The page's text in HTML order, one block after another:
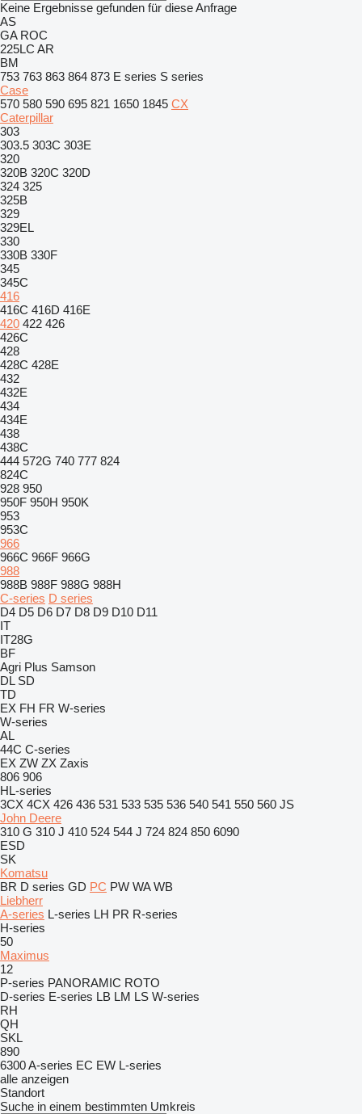
Keine Ergebnisse gefunden für diese Anfrage
AS
GA ROC
225LC AR
BM
753 763 863 864 873 E series S series
Case
570 580 590 695 821 1650 1845 CX
Caterpillar
303
303.5 303C 303E
320
320B 320C 320D
324 325
325B
329
329EL
330
330B 330F
345
345C
416
416C 416D 416E
420 422 426
426C
428
428C 428E
432
432E
434
434E
438
438C
444 572G 740 777 824
824C
928 950
950F 950H 950K
953
953C
966
966C 966F 966G
988
988B 988F 988G 988H
C-series D series
D4 D5 D6 D7 D8 D9 D10 D11
IT
IT28G
BF
Agri Plus Samson
DL SD
TD
EX FH FR W-series
W-series
AL
44C C-series
EX ZW ZX Zaxis
806 906
HL-series
3CX 4CX 426 436 531 533 535 536 540 541 550 560 JS
John Deere
310 G 310 J 410 524 544 J 724 824 850 6090
ESD
SK
Komatsu
BR D series GD PC PW WA WB
Liebherr
A-series L-series LH PR R-series
H-series
50
Maximus
12
P-series PANORAMIC ROTO
D-series E-series LB LM LS W-series
RH
QH
SKL
890
6300A-series EC EW L-series
alle anzeigen
Standort
Suche in einem bestimmten Umkreis